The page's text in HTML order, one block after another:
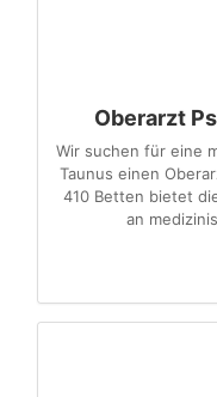
Oberarzt
Wir suchen für eine
Taunus einen
410 Betten bietet
an